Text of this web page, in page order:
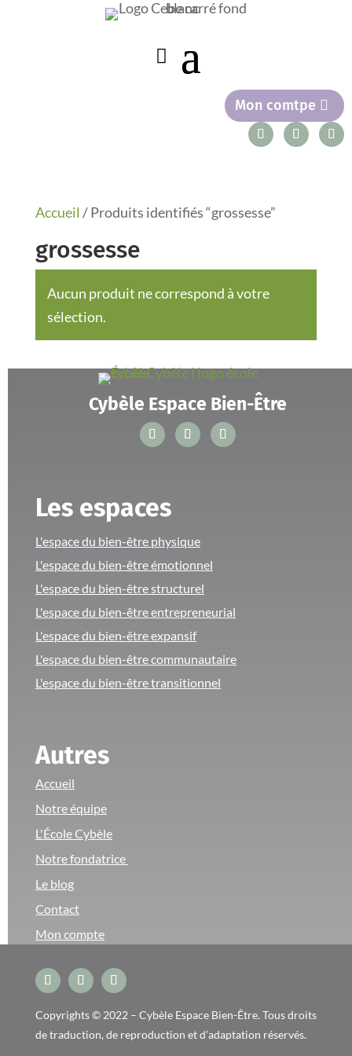
Mon comtpe
Accueil / Produits identifiés “grossesse”
grossesse
Aucun produit ne correspond à votre
sélection.
Cybèle Espace Bien-Être
Les espaces
L'espace du bien-être physique
L'espace du bien-être émotionnel
L'espace du bien-être structurel
L'espace du bien-être entrepreneurial
L'espace du bien-être expansif
L'espace du bien-être communautaire
L'espace du bien-être transitionnel
Autres
Accueil
Notre équipe
L'École Cybèle
Notre fondatrice
Le blog
Contact
Mon compte
Copyrights © 2022 – Cybèle Espace Bien-Être. Tous droits
de traduction, de reproduction et d’adaptation réservés.